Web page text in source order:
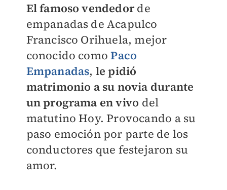
El famoso vendedorde
empanadas de Acapulco
Francisco Orihuela, mejor
conocido comoPaco
Empanadas, le pidió
matrimonio a su novia durante
un programa en vivo del
matutino Hoy. Provocando a su
paso emoción por parte de los
conductores que festejaron su
amor.